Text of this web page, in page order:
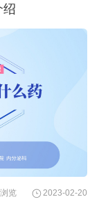
绍
览 2023-02-20